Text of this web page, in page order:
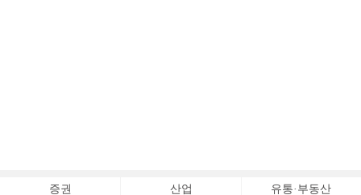
증권 산업 유통·부동산